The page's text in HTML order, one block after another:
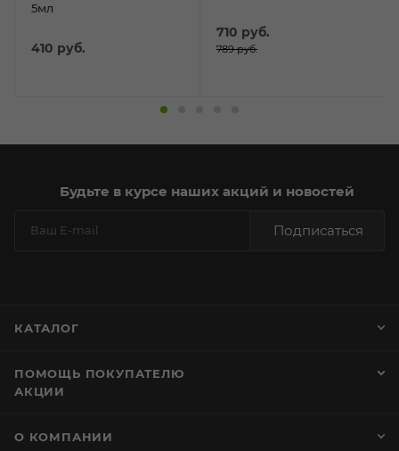
5мл
410 руб.
710 руб.
789руб.
Будьте в курсе наших акций и новостей
Подписаться
КАТАЛОГ
ПОМОЩЬ ПОКУПАТЕЛЮ
АКЦИИ
О КОМПАНИИ